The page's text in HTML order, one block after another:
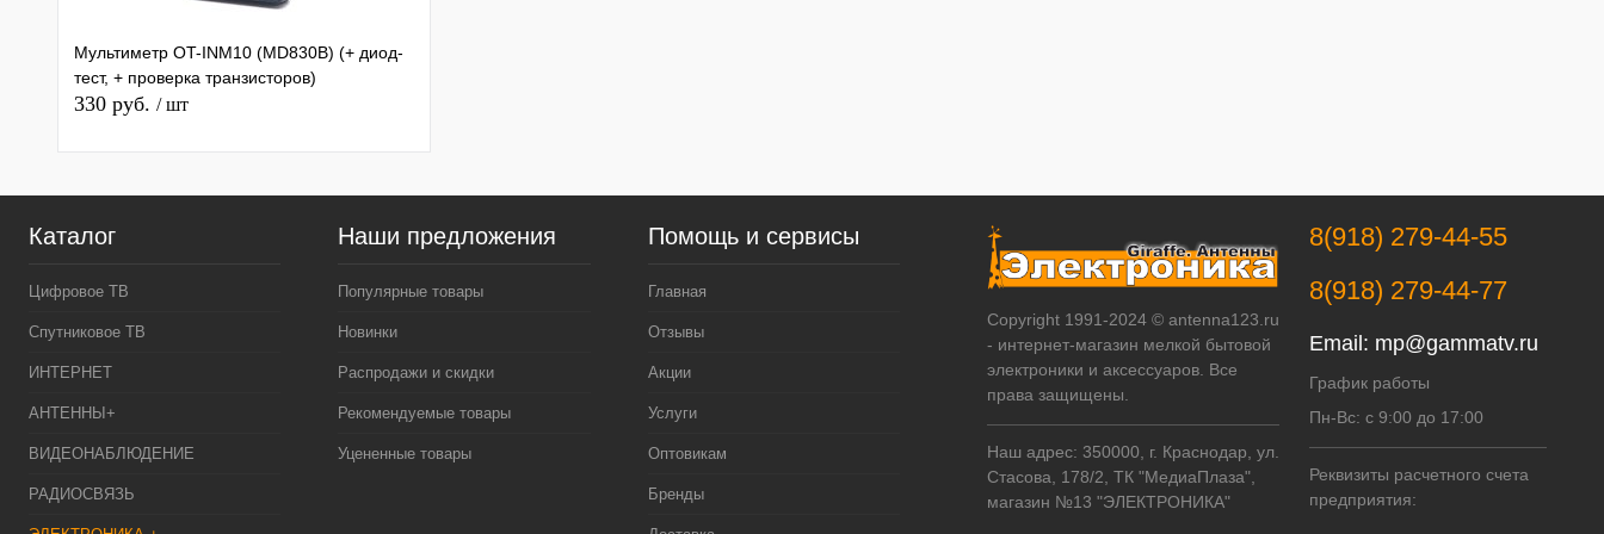
Мультиметр OT-INM10 (МD830B) (+ диод-
тест, + проверка транзисторов)
330 руб. / шт
Каталог
Цифровое ТВ
Спутниковое ТВ
ИНТЕРНЕТ
АНТЕННЫ+
ВИДЕОНАБЛЮДЕНИЕ
РАДИОСВЯЗЬ
Наши предложения
Популярные товары
Новинки
Распродажи и скидки
Рекомендуемые товары
Уцененные товары
Помощь и сервисы
Главная
Отзывы
Акции
Услуги
Оптовикам
Бренды
Copyright 1991-2024 © antenna123.ru
- интернет-магазин мелкой бытовой
электроники и аксессуаров. Все
права защищены.
Наш адрес: 350000, г. Краснодар, ул.
Стасова, 178/2, ТК "МедиаПлаза",
магазин №13 "ЭЛЕКТРОНИКА"
8(918) 279-44-55
8(918) 279-44-77
Email: mp@gammatv.ru
График работы
Пн-Вс: с 9:00 до 17:00
Реквизиты расчетного счета
предприятия: